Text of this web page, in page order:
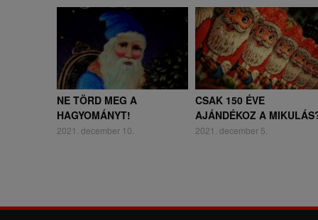
NE TÖRD MEG A
HAGYOMÁNYT!
2021. december 10.
CSAK 150 ÉVE
AJÁNDÉKOZ A
2021. december 5.